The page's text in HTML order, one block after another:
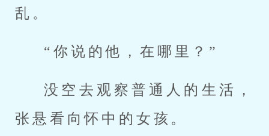
乱。
“你说的他，在哪里？”
没空去观察普通人的生活，
张悬看向怀中的女孩。